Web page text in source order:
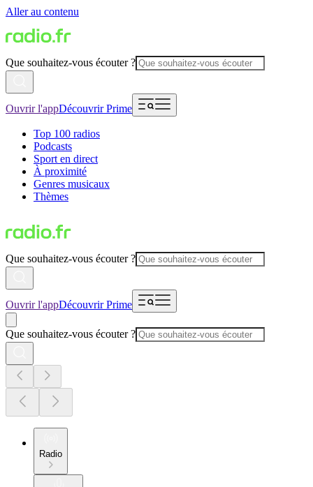
Aller au contenu
Que souhaitez-vous écouter ?
Ouvrir l'appDécouvrir Prime
Top 100 radios
Podcasts
Sport en direct
À proximité
Genres musicaux
Thèmes
Que souhaitez-vous écouter ?
Ouvrir l'appDécouvrir Prime
Que souhaitez-vous écouter ?
Radio